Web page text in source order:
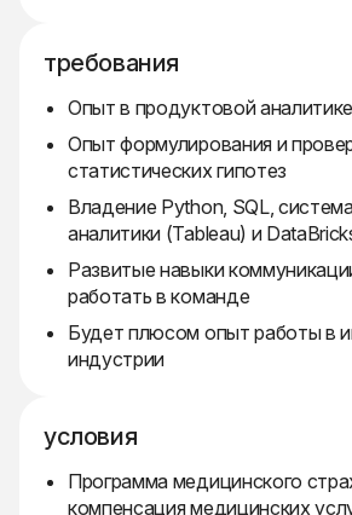
требования
Опыт в продуктовой
Опыт формулирования и
статистических гипотез
Владение Python, SQL,
аналитики (Tableau) и
Развитые навыки
работать в команде
Будет плюсом опыт работы в
индустрии
условия
Программа медицинского
компенсация медицинских